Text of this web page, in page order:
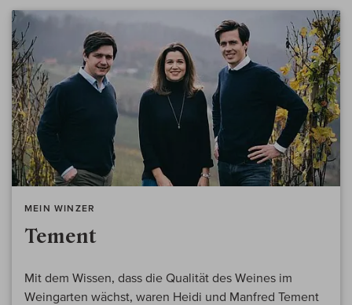
MEIN WINZER
Tement
Mit dem Wissen, dass die Qualität des Weines im
Weingarten wächst, waren Heidi und Manfred Tement